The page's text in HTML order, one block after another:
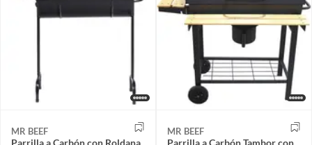
MR BEEF
Parrilla a Carbón con Roldana
MR BEEF
Parrilla a Carbón Tambor con